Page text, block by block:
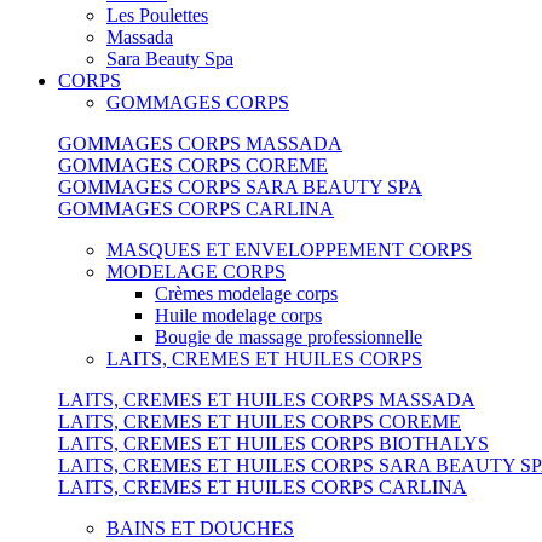
Les Poulettes
Massada
Sara Beauty Spa
CORPS
GOMMAGES CORPS
GOMMAGES CORPS MASSADA
GOMMAGES CORPS COREME
GOMMAGES CORPS SARA BEAUTY SPA
GOMMAGES CORPS CARLINA
MASQUES ET ENVELOPPEMENT CORPS
MODELAGE CORPS
Crèmes modelage corps
Huile modelage corps
Bougie de massage professionnelle
LAITS, CREMES ET HUILES CORPS
LAITS, CREMES ET HUILES CORPS MASSADA
LAITS, CREMES ET HUILES CORPS COREME
LAITS, CREMES ET HUILES CORPS BIOTHALYS
LAITS, CREMES ET HUILES CORPS SARA BEAUTY
LAITS, CREMES ET HUILES CORPS CARLINA
BAINS ET DOUCHES